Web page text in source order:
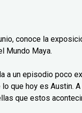
conoce la
Mundo Maya.
a un episodio poco
que hoy es Austin.
que estos